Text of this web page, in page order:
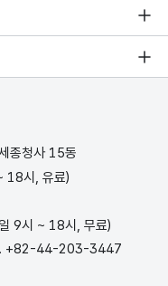
종청사 15동
18시, 유료)
9시 ~ 18시, 무료)
+82-44-203-3447